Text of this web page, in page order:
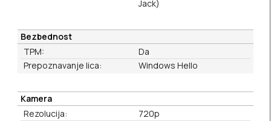
Jack)
Bezbednost
TPM:
Da
Prepoznavanje lica:
Windows Hello
Kamera
Rezolucija:
720p